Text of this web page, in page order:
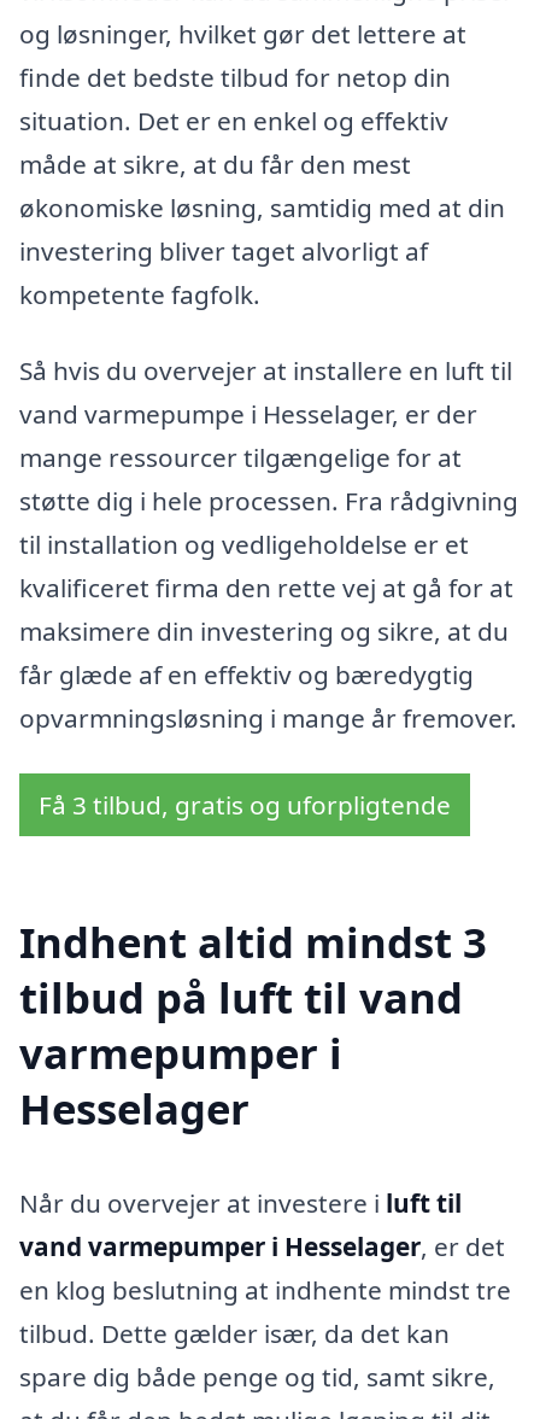
og løsninger, hvilket gør det lettere at
finde det bedste tilbud for netop din
situation. Det er en enkel og effektiv
måde at sikre, at du får den mest
økonomiske løsning, samtidig med at din
investering bliver taget alvorligt af
kompetente fagfolk.
Så hvis du overvejer at installere en luft til
vand varmepumpe i Hesselager, er der
mange ressourcer tilgængelige for at
støtte dig i hele processen. Fra rådgivning
til installation og vedligeholdelse er et
kvalificeret firma den rette vej at gå for at
maksimere din investering og sikre, at du
får glæde af en effektiv og bæredygtig
opvarmningsløsning i mange år fremover.
Få 3 tilbud, gratis og uforpligtende
Indhent altid mindst 3
tilbud på luft til vand
varmepumper i
Hesselager
Når du overvejer at investere i luft til
vand varmepumper i Hesselager, er det
en klog beslutning at indhente mindst tre
tilbud. Dette gælder især, da det kan
spare dig både penge og tid, samt sikre,